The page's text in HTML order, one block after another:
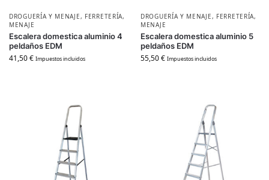
DROGUERÍA Y MENAJE, FERRETERÍA,
MENAJE
Escalera domestica aluminio 4
peldaños EDM
41,50€ Impuestos incluidos
DROGUERÍA Y MENAJE, FERRETERÍA,
MENAJE
Escalera domestica aluminio 5
peldaños EDM
55,50€ Impuestos incluidos